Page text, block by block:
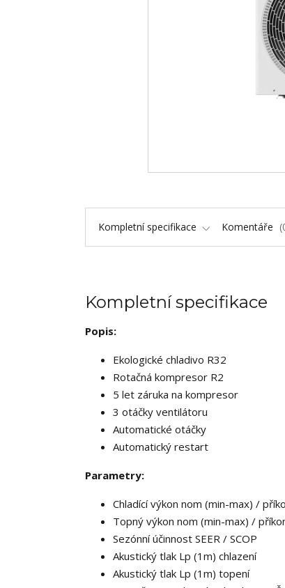
Kompletní specifikace Komentáře
Kompletní specifikace
Popis:
Ekologické chladivo R32
Rotačná kompresor R2
5 let záruka na kompresor
3 otáčky ventilátoru
Automatické otáčky
Automatický restart
Parametry:
Chladící výkon
Topný výkon
Sezónní
Akustický
Akustický tlak Lp